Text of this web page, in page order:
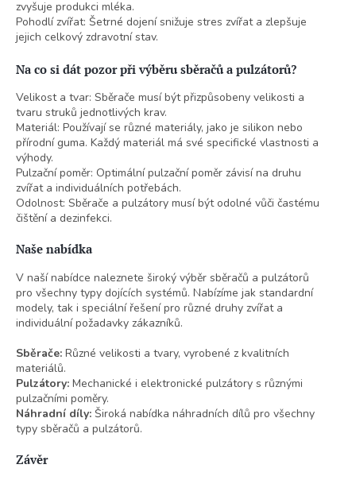
zvyšuje produkci mléka.
Pohodlí zvířat: Šetrné dojení snižuje stres zvířat a zlepšuje
jejich celkový zdravotní stav.
Na co si dát pozor při výběru sběračů a pulzátorů?
Velikost a tvar: Sběrače musí být přizpůsobeny velikosti a
tvaru struků jednotlivých krav.
Materiál: Používají se různé materiály, jako je silikon nebo
přírodní guma. Každý materiál má své specifické vlastnosti a
výhody.
Pulzační poměr: Optimální pulzační poměr závisí na druhu
zvířat a individuálních potřebách.
Odolnost: Sběrače a pulzátory musí být odolné vůči častému
čištění a dezinfekci.
Naše nabídka
V naší nabídce naleznete široký výběr sběračů a pulzátorů
pro všechny typy dojících systémů. Nabízíme jak standardní
modely, tak i speciální řešení pro různé druhy zvířat a
individuální požadavky zákazníků.
Sběrače: Různé velikosti a tvary, vyrobené z kvalitních
materiálů.
Pulzátory: Mechanické i elektronické pulzátory s různými
pulzačními poměry.
Náhradní díly: Široká nabídka náhradních dílů pro všechny
typy sběračů a pulzátorů.
Závěr